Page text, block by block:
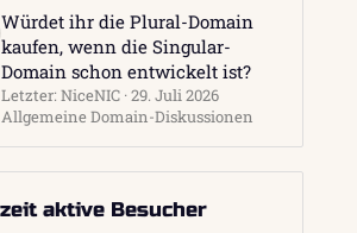
Würdet ihr die Plural-Domain
kaufen, wenn die Singular-
Domain schon entwickelt ist?
Letzter: NiceNIC 29. Juli 2026
Allgemeine Domain-Diskussionen
aktive Besucher